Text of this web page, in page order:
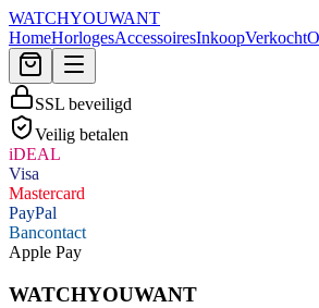
WATCHYOUWANT
HomeHorlogesAccessoiresInkoopVerkocht
SSL beveiligd
Veilig betalen
iDEAL
Visa
Mastercard
PayPal
Bancontact
Apple Pay
WATCHYOUWANT